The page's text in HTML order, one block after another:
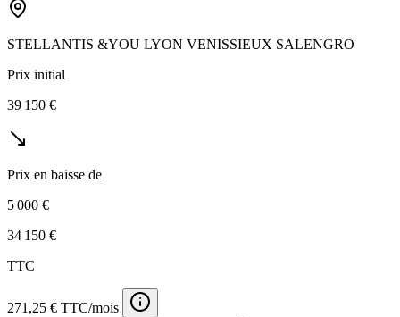
STELLANTIS &YOU LYON VENISSIEUX SALENGRO
Prix initial
39 150 €
Prix en baisse de
5 000 €
34 150 €
TTC
271,25 € TTC/mois